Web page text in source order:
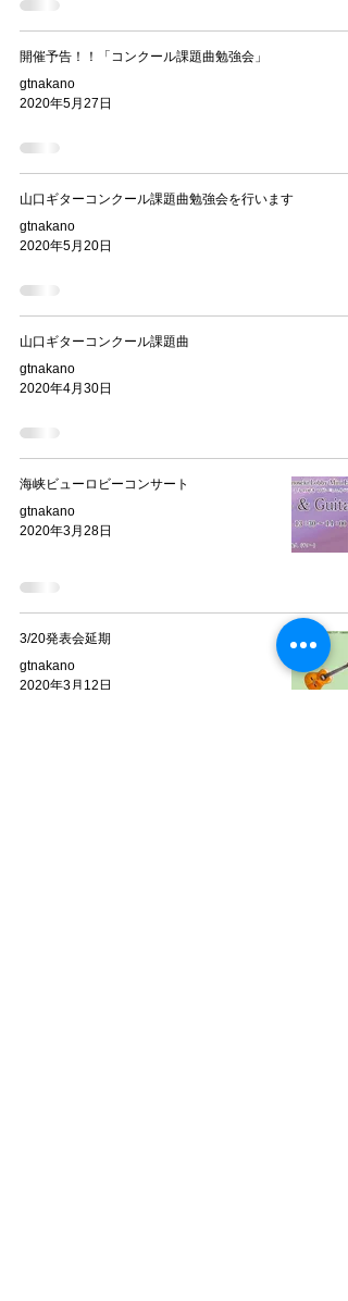
開催予告！！「コンクール課題曲勉強会」
gtnakano
2020年5月27日
山口ギターコンクール課題曲勉強会を行います
gtnakano
2020年5月20日
山口ギターコンクール課題曲
gtnakano
2020年4月30日
海峡ビューロビーコンサート
gtnakano
2020年3月28日
3/20発表会延期
gtnakano
2020年3月12日